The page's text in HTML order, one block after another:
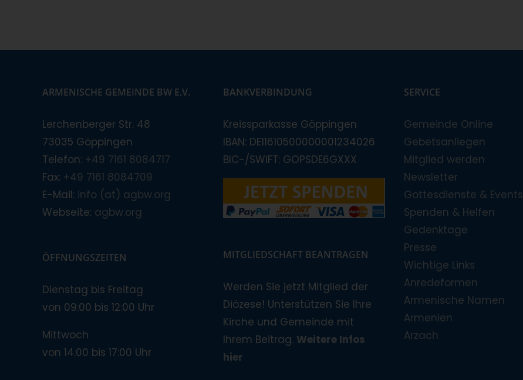
ARMENISCHE GEMEINDE BW E.V.
Lerchenberger Str. 48
73035 Göppingen
Telefon: +49 7161 8084717
Fax: +49 7161 8084709
E-Mail: info (at) agbw.org
Webseite: agbw.org
ÖFFNUNGSZEITEN
Dienstag bis Freitag
von 09:00 bis 12:00 Uhr
Mittwoch
von 14:00 bis 17:00 Uhr
BANKVERBINDUNG
Kreissparkasse Göppingen
IBAN: DE11610500000001234026
BIC-/SWIFT: GOPSDE6GXXX
MITGLIEDSCHAFT BEANTRAGEN
Werden Sie jetzt Mitglied der
Diözese! Unterstützen Sie Ihre
Kirche und Gemeinde mit
Ihrem Beitrag. Weitere Infos
hier
SERVICE
Gemeinde Online
Gebetsanliegen
Mitglied werden
Newsletter
Gottesdienste & Events
Spenden & Helfen
Gedenktage
Presse
Wichtige Links
Anredeformen
Armenische Namen
Armenien
Arzach